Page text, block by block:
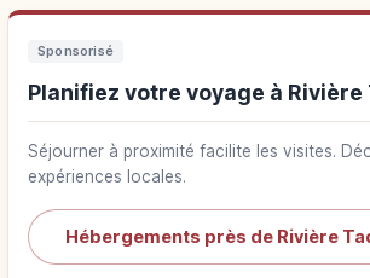
Sponsorisé
Planifiez votre voyage à Rivière
Séjourner à proximité facilite les visites.
expériences locales.
Hébergements près de Rivière